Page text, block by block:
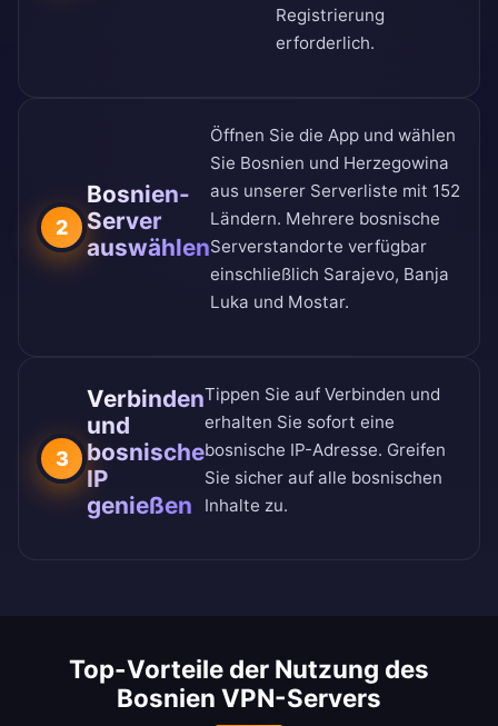
Registrierung
erforderlich.
2
Bosnien-
Server
auswählen
Öffnen Sie die App und wählen
Sie Bosnien und Herzegowina
aus unserer Serverliste mit 152
Ländern. Mehrere bosnische
Serverstandorte verfügbar
einschließlich Sarajevo, Banja
Luka und Mostar.
3
Verbinden
und
bosnische
IP
genießen
Tippen Sie auf Verbinden und
erhalten Sie sofort eine
bosnische IP-Adresse. Greifen
Sie sicher auf alle bosnischen
Inhalte zu.
Top-Vorteile der Nutzung des
Bosnien VPN-Servers